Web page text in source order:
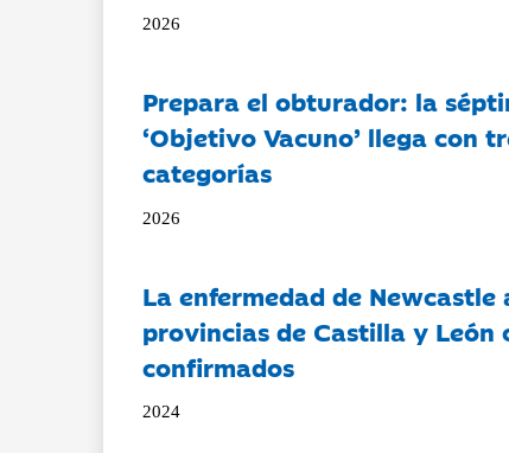
2026
Prepara el obturador: la
‘Objetivo Vacuno’ llega con
categorías
2026
La enfermedad de Newcastle
provincias de Castilla y León
confirmados
2024